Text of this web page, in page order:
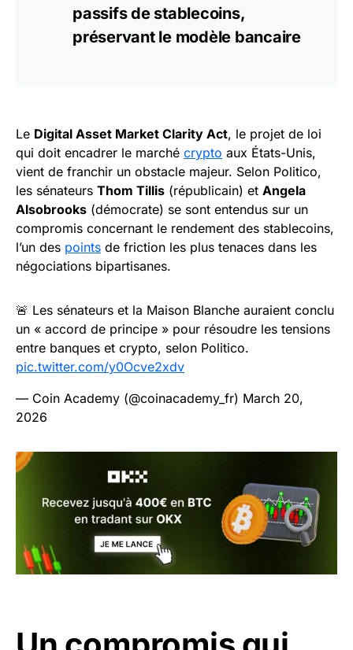
passifsde stablecoins,
préservant le modèle bancaire
Le Digital Asset Market Clarity Act, le projet de loi
qui doit encadrer le marché crypto aux États-Unis,
vient de franchir un obstacle majeur. Selon Politico,
les sénateurs Thom Tillis (républicain) et Angela
Alsobrooks (démocrate) se sont entendus sur un
compromis concernant le rendement des stablecoins,
l’un des points de friction les plus tenaces dans les
négociations bipartisanes.
🚨 Les sénateurs et la Maison Blanche auraient conclu
un « accord de principe » pour résoudre les tensions
entre banques et crypto, selon Politico.
pic.twitter.com/y0Ocve2xdv
— Coin Academy (@coinacademy_fr) March 20,
2026